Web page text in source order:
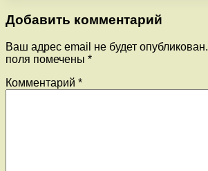
Добавить комментарий
Ваш адрес email не будет опубликован.
поля помечены *
Комментарий *